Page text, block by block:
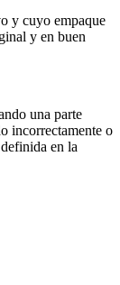
y cuyo empaque
y en buen
una parte
incorrectamente o
en la